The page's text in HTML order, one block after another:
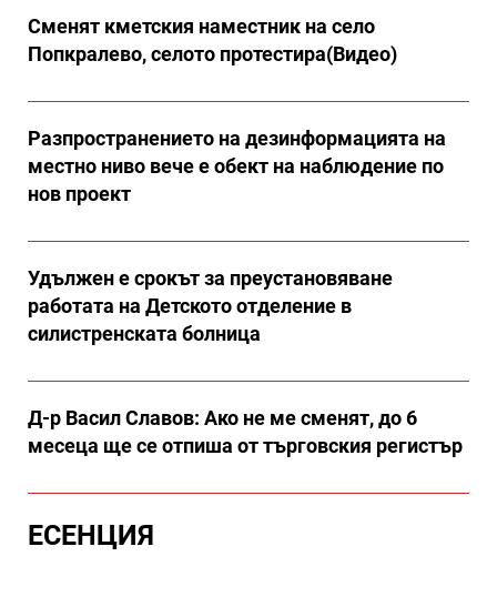
Сменят кметския наместник на село
Попкралево, селото протестира(Видео)
Разпространението на дезинформацията на
местно ниво вече е обект на наблюдение по
нов проект
Удължен е срокът за преустановяване
работата на Детското отделение в
силистренската болница
Д-р Васил Славов: Ако не ме сменят, до 6
месеца ще се отпиша от търговския регистър
ЕСЕНЦИЯ